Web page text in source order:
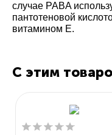
случае PABA
пантотеновой
витамином Е.
С этим